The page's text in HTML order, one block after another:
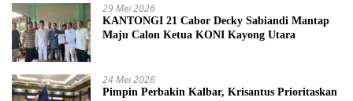
29 Mei 2026
KANTONGI 21 Cabor Decky Sabiandi Mantap
Maju Calon Ketua KONI Kayong Utara
24 Mei 2026
Pimpin Perbakin Kalbar, Krisantus Prioritaskan